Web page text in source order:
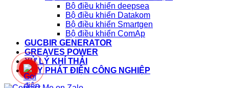
Bộ điều khiển deepsea
Bộ điều khiển Datakom
Bộ điều khiển Smartgen
Bộ điều khiển ComAp
GUCBIR GENERATOR
GREAVES POWER
XỬ LÝ KHÍ THẢI
MÁY PHÁT ĐIỆN CÔNG NGHIỆP